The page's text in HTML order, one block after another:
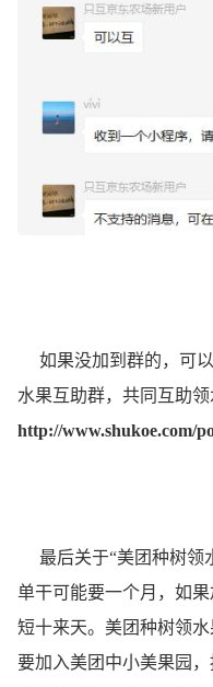
如果没加到群的，可
水果互助群，共同互助领
http://www.shukoe.com/
最后关于“美团种树领
单干可能要一个月，如
短十来天。美团种树领
要加入美团中小美果园